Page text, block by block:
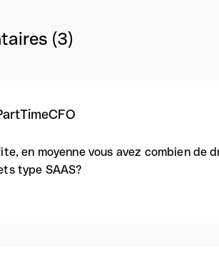
(3)
en moyenne vous avez combien de
type SAAS?